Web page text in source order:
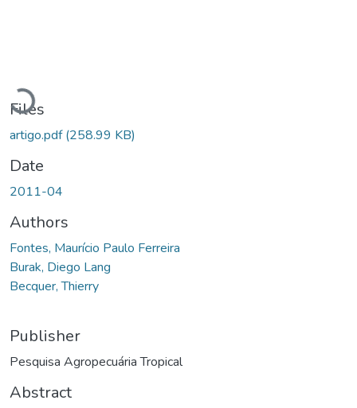
Loading...
Files
artigo.pdf(258.99 KB)
Date
2011-04
Authors
Fontes, Maurício Paulo Ferreira
Burak, Diego Lang
Becquer, Thierry
Publisher
Pesquisa Agropecuária Tropical
Abstract